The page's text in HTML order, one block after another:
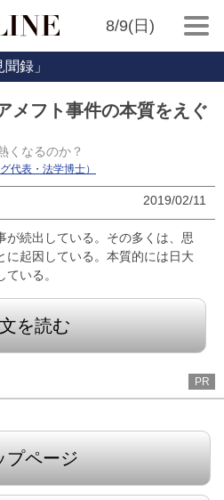
8/9(日)
録」
メフト事件の本質をえぐ
くなるのか？
代表・法学博士）
2019/02/11
が続出している。その多くは、思
に起因している。本質的には日大
いる。
を読む
PR
プページ